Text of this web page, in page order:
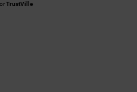
TrustVille